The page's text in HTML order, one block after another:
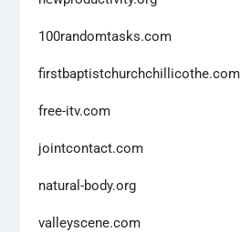
100randomtasks.com
firstbaptistchurchchillicothe.com
free-itv.com
jointcontact.com
natural-body.org
valleyscene.com